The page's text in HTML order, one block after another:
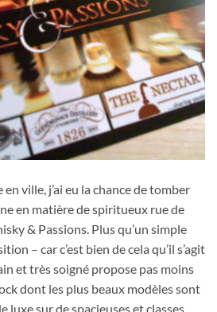
ville, j’ai eu la chance de tomber
en matière de spiritueux rue de
& Passions. Plus qu’un simple
– car c’est bien de cela qu’il s’agit
et très soigné propose pas moins
dont les plus beaux modèles sont
luxe sur de spacieuses et classes